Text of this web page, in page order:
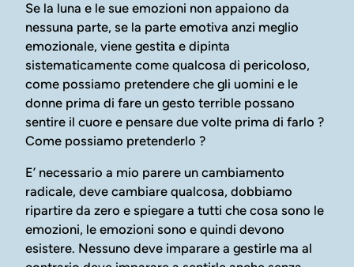
Se la luna e le sue emozioni non appaiono da
nessuna parte, se la parte emotiva anzi meglio
emozionale, viene gestita e dipinta
sistematicamente come qualcosa di pericoloso,
come possiamo pretendere che gli uomini e le
donne prima di fare un gesto terrible possano
sentire il cuore e pensare due volte prima di farlo ?
Come possiamo pretenderlo ?
E’ necessario a mio parere un cambiamento
radicale, deve cambiare qualcosa, dobbiamo
ripartire da zero e spiegare a tutti che cosa sono le
emozioni, le emozioni sono e quindi devono
esistere. Nessuno deve imparare a gestirle ma al